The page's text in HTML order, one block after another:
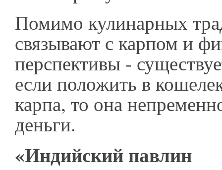
Помимо кулинарных
связывают с карпом и
перспективы -
если положить в
карпа, то она
деньги.
«Индийский павлин